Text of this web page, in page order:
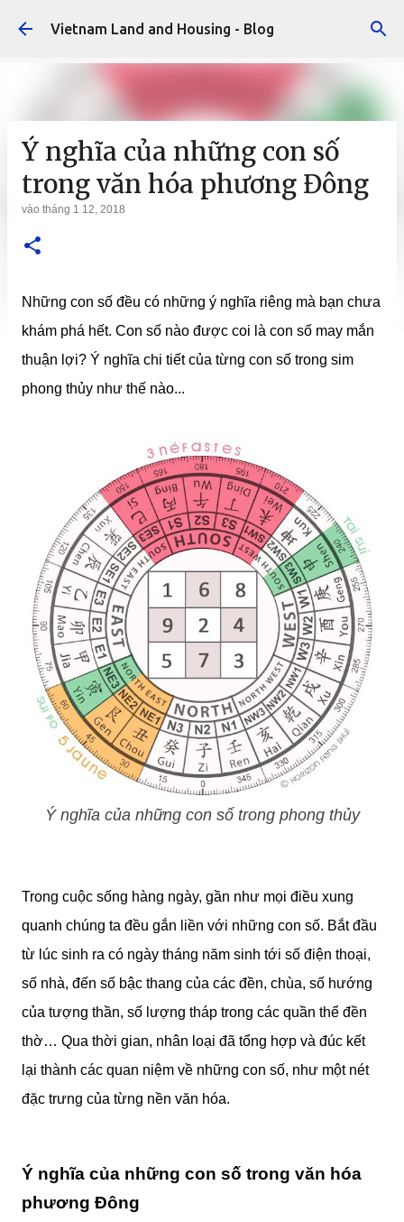
Chuyển đến nội dung chính
Vietnam Land and Housing - Blog
Ý nghĩa của những con số
trong văn hóa phương Đông
vào tháng 1 12, 2018
Những con số đều có những ý nghĩa riêng mà bạn chưa
khám phá hết. Con số nào được coi là con số may mắn
thuận lợi? Ý nghĩa chi tiết của từng con số trong sim
phong thủy như thế nào...
Ý nghĩa của những con số trong phong thủy
Trong cuộc sống hàng ngày, gần như mọi điều xung
quanh chúng ta đều gắn liền với những con số. Bắt đầu
từ lúc sinh ra có ngày tháng năm sinh tới số điện thoại,
số nhà, đến số bậc thang của các đền, chùa, số hướng
của tượng thần, số lượng tháp trong các quần thể đền
thờ… Qua thời gian, nhân loại đã tổng hợp và đúc kết
lại thành các quan niệm về những con số, như một nét
đặc trưng của từng nền văn hóa.
Ý nghĩa của những con số trong văn hóa
phương Đông